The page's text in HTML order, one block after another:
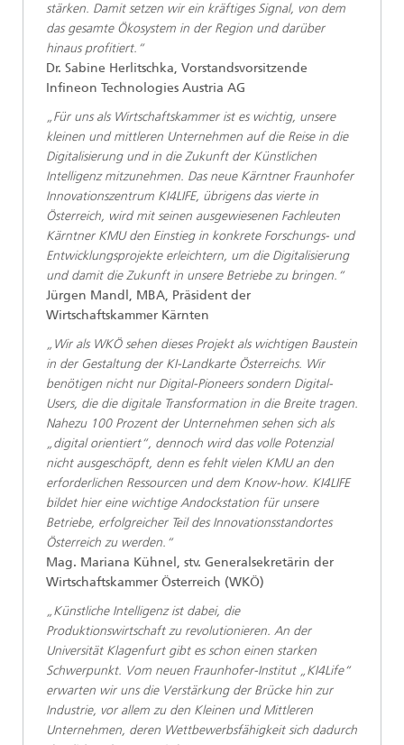
stärken. Damit setzen wir ein kräftiges Signal, von dem
das gesamte Ökosystem in der Region und darüber
hinaus profitiert.“
Dr. Sabine Herlitschka, Vorstandsvorsitzende
Infineon Technologies Austria AG
„Für uns als Wirtschaftskammer ist es wichtig, unsere
kleinen und mittleren Unternehmen auf die Reise in die
Digitalisierung und in die Zukunft der Künstlichen
Intelligenz mitzunehmen. Das neue Kärntner Fraunhofer
Innovationszentrum KI4LIFE, übrigens das vierte in
Österreich, wird mit seinen ausgewiesenen Fachleuten
Kärntner KMU den Einstieg in konkrete Forschungs- und
Entwicklungsprojekte erleichtern, um die Digitalisierung
und damit die Zukunft in unsere Betriebe zu bringen.“
Jürgen Mandl, MBA, Präsident der
Wirtschaftskammer Kärnten
„Wir als WKÖ sehen dieses Projekt als wichtigen Baustein
in der Gestaltung der KI-Landkarte Österreichs. Wir
benötigen nicht nur Digital-Pioneers sondern Digital-
Users, die die digitale Transformation in die Breite tragen.
Nahezu 100 Prozent der Unternehmen sehen sich als
„digital orientiert“, dennoch wird das volle Potenzial
nicht ausgeschöpft, denn es fehlt vielen KMU an den
erforderlichen Ressourcen und dem Know-how. KI4LIFE
bildet hier eine wichtige Andockstation für unsere
Betriebe, erfolgreicher Teil des Innovationsstandortes
Österreich zu werden.“
Mag. Mariana Kühnel, stv. Generalsekretärin der
Wirtschaftskammer Österreich (WKÖ)
„Künstliche Intelligenz ist dabei, die
Produktionswirtschaft zu revolutionieren. An der
Universität Klagenfurt gibt es schon einen starken
Schwerpunkt. Vom neuen Fraunhofer-Institut „KI4Life“
erwarten wir uns die Verstärkung der Brücke hin zur
Industrie, vor allem zu den Kleinen und Mittleren
Unternehmen, deren Wettbewerbsfähigkeit sich dadurch